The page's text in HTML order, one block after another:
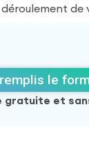
de
le
gratuite et